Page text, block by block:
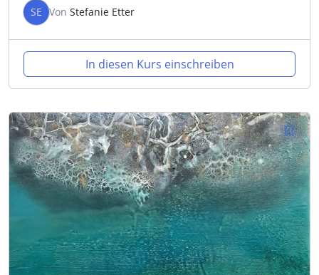
SE Von Stefanie Etter
In diesen Kurs einschreiben